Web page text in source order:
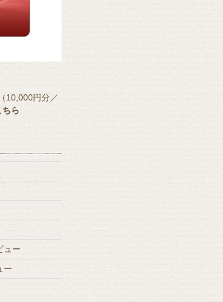
10,000円分／
ちら
ュー
ー